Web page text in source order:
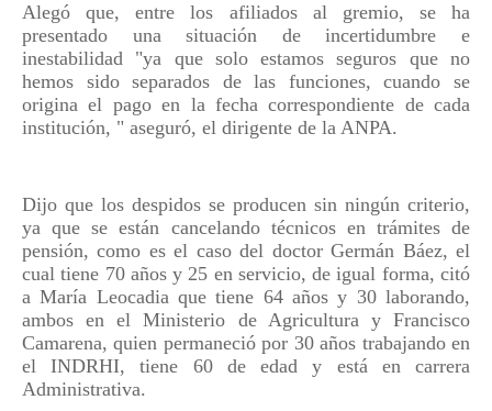
Alegó que, entre los afiliados al gremio, se ha
presentado una situación de incertidumbre e
inestabilidad "ya que solo estamos seguros que no
hemos sido separados de las funciones, cuando se
origina el pago en la fecha correspondiente de cada
institución, " aseguró, el dirigente de la ANPA.
Dijo que los despidos se producen sin ningún criterio,
ya que se están cancelando técnicos en trámites de
pensión, como es el caso del doctor Germán Báez, el
cual tiene 70 años y 25 en servicio, de igual forma, citó
a María Leocadia que tiene 64 años y 30 laborando,
ambos en el Ministerio de Agricultura y Francisco
Camarena, quien permaneció por 30 años trabajando en
el INDRHI, tiene 60 de edad y está en carrera
Administrativa.